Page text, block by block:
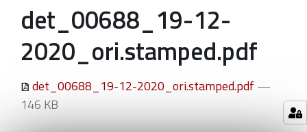
det_00688_19-12-
2020_ori.stamped.pdf
det_00688_19-12-2020_ori.stamped.pdf—
146 KB